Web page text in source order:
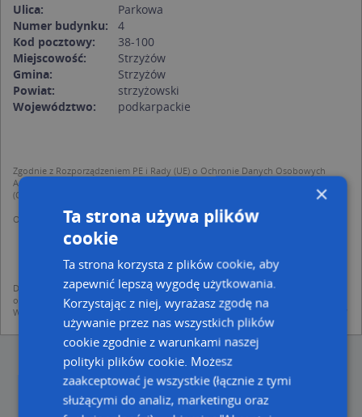
Ulica:
Parkowa
Numer budynku:
4
Kod pocztowy:
38-100
Miejscowość:
Strzyżów
Gmina:
Strzyżów
Powiat:
strzyżowski
Województwo:
podkarpackie
Zgodnie z Rozporządzeniem PE i Rady (UE) o Ochronie Danych Osobowych
Administratorem (RODO), administratorem danych jest AutoMapa sp. z o.o.
(Operator) z siedzibą w Warszawie przy ulicy Domaniewskiej 37.
Operator przetwarza dane osobowe w celu:
dodania ich do bazy Targeo oraz publikacji w wyszukiwarce firm i na
mapach (art. 6 ust. 1 lit. f RODO)
6 ust. 1 lit. f RODO)
Dane pochodzą z publicznych baz CEIDG, GUS, REGON, z firmowych stron www
oraz od podmiotów zewnętrznych.
Więcej informacji dot. RODO:
http://regulamin.automapa.pl/odo_przetwarzanie/
×
Ta strona używa plików
cookie
Ta strona korzysta z plików cookie, aby
zapewnić lepszą wygodę użytkowania.
Korzystając z niej, wyrażasz zgodę na
używanie przez nas wszystkich plików
cookie zgodnie z warunkami naszej
polityki plików cookie. Możesz
zaakceptować je wszystkie (łącznie z tymi
służącymi do analiz, marketingu oraz